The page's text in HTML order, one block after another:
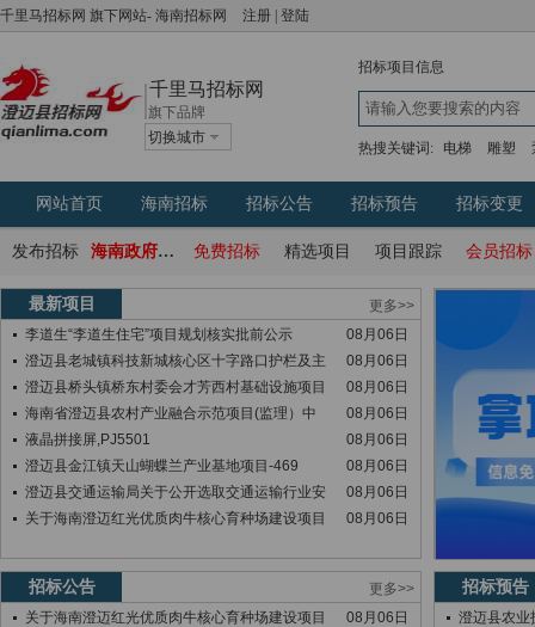
千里马招标网 旗下网站- 海南招标网 注册 登陆
千里马招标网
旗下品牌
切换城市
招标项目信息
热搜关键词: 电梯 雕塑
网站首页 海南招标 招标公告 招标预告 招标变更
发布招标 海南政府采购网 免费招标 精选项目 项目跟踪 会员招标
最新项目
更多>>
李道生“李道生住宅”项目规划核实批前公示
08月06日
澄迈县老城镇科技新城核心区十字路口护栏及主
08月06日
澄迈县桥头镇桥东村委会才芳西村基础设施项目
08月06日
海南省澄迈县农村产业融合示范项目(监理）中
08月06日
液晶拼接屏,PJ5501
08月06日
澄迈县金江镇天山蝴蝶兰产业基地项目-469
08月06日
澄迈县交通运输局关于公开选取交通运输行业安
08月06日
关于海南澄迈红光优质肉牛核心育种场建设项目
08月06日
招标公告
更多>>
关于海南澄迈红光优质肉牛核心育种场建设项目
08月06日
招标预告
澄迈县农业